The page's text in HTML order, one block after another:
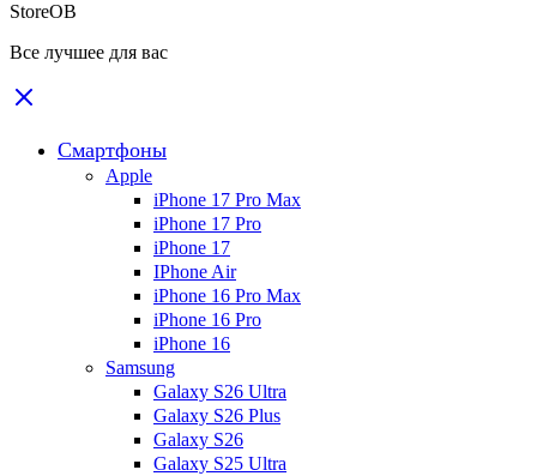
StoreOB
Все лучшее для вас
Смартфоны
Apple
iPhone 17 Pro Max
iPhone 17 Pro
iPhone 17
IPhone Air
iPhone 16 Pro Max
iPhone 16 Pro
iPhone 16
Samsung
Galaxy S26 Ultra
Galaxy S26 Plus
Galaxy S26
Galaxy S25 Ultra